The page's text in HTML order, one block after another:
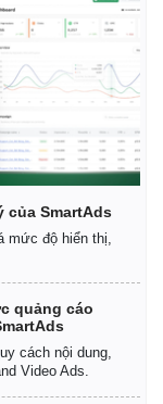
của SmartAds
mức độ hiển thị,
quảng cáo
cách nội dung,
Video Ads.